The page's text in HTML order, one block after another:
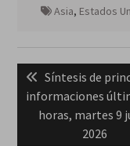
Asia, Estados
de
entradas
Previous
post:
Síntesis de
informaciones
horas, martes 9
2026